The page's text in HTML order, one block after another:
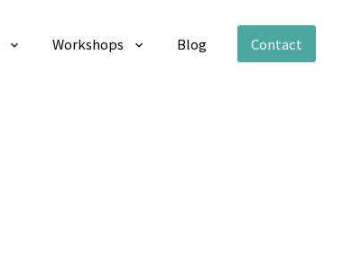
Workshops Blog Contact